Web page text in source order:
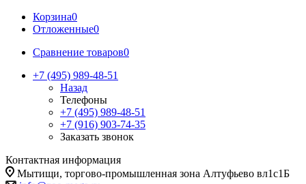
Корзина0
Отложенные0
Сравнение товаров0
+7 (495) 989-48-51
Назад
Телефоны
+7 (495) 989-48-51
+7 (916) 903-74-35
Заказать звонок
Контактная информация
Мытищи, торгово-промышленная зона Алтуфьево вл1с1Б